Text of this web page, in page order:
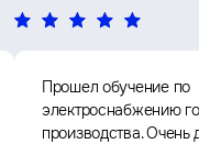
Прошел обучение по
электроснабжению
производства. Очень